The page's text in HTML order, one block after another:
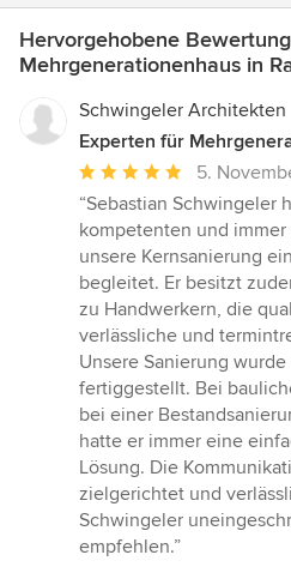
Hervorgehobene
Mehrgenerationenhaus in
Schwingeler Architekten
Experten für
Durchschnittliche
Bewertung:
5
von
5
Sternen
5.
“Sebastian Schwingeler
kompetenten und
unsere Kernsanierung
begleitet. Er besitzt
zu Handwerkern, die
verlässliche und
Unsere Sanierung
fertiggestellt. Bei
bei einer
hatte er immer eine
Lösung. Die
zielgerichtet und
Schwingeler
empfehlen.”